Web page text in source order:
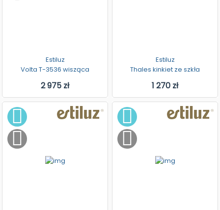
Estiluz
Volta T-3536 wisząca
2 975 zł
Estiluz
Thales kinkiet ze szkła
1 270 zł